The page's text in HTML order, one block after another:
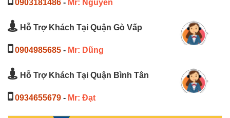
0903181486 - Mr: Nguyên
Hỗ Trợ Khách Tại Quận Gò Vấp
0904985685 - Mr: Dũng
Hỗ Trợ Khách Tại Quận Bình Tân
0934655679 - Mr: Đạt